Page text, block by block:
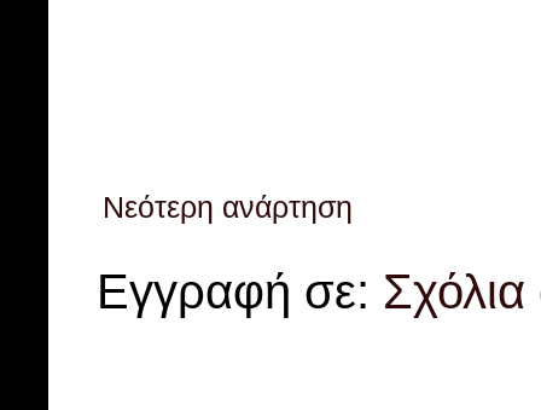
Νεότερη ανάρτηση
Εγγραφή σε: